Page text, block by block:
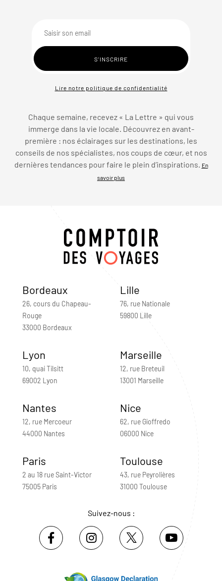
Lire notre politique de confidentialité
Chaque semaine, recevez « La Lettre » qui vous
immerge dans la vie locale. Découvrez en avant-
première : nos éclairages sur les destinations, les
conseils de nos spécialistes, nos coups de cœur, et nos
dernières tendances pour faire le plein d’inspirations.
En
savoir plus
Bordeaux
26, cours du Chapeau-
Rouge
33000 Bordeaux
Lille
76, rue Nationale
59800 Lille
Lyon
10, quai Tilsitt
69002 Lyon
Marseille
12, rue Breteuil
13001 Marseille
Nantes
12, rue Mercoeur
44000 Nantes
Nice
62, rue Gioffredo
06000 Nice
Paris
2 au 18 rue Saint-Victor
75005 Paris
Toulouse
43, rue Peyrolières
31000 Toulouse
Suivez-nous :